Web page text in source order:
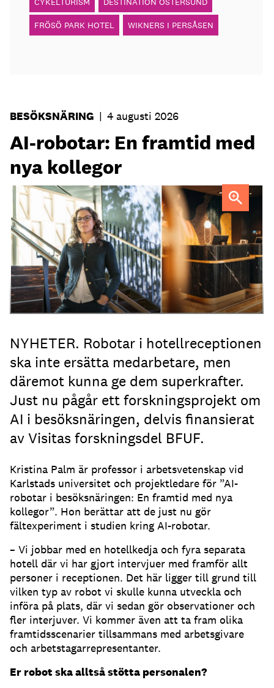
FRÖSÖ PARK HOTEL WIKNERS I PERSÅSEN
BESÖKSNÄRING | 4 augusti 2026
AI-robotar: En framtid med
nya kollegor
Professor Kristina Palm FOTO: Theresia Viska FOTO:
Dylan Calluy / Unsplash
NYHETER. Robotar i hotellreceptionen
ska inte ersätta medarbetare, men
däremot kunna ge dem superkrafter.
Just nu pågår ett forskningsprojekt om
AI i besöksnäringen, delvis finansierat
av Visitas forskningsdel BFUF.
Kristina Palm är professor i arbetsvetenskap vid
Karlstads universitet och projektledare för ”AI-
robotar i besöksnäringen: En framtid med nya
kollegor”. Hon berättar att de just nu gör
fältexperiment i studien kring AI-robotar.
– Vi jobbar med en hotellkedja och fyra separata
hotell där vi har gjort intervjuer med framför allt
personer i receptionen. Det här ligger till grund till
vilken typ av robot vi skulle kunna utveckla och
införa på plats, där vi sedan gör observationer och
fler interjuver. Vi kommer även att ta fram olika
framtidsscenarier tillsammans med arbetsgivare
och arbetstagarrepresentanter.
Er robot ska alltså stötta personalen?